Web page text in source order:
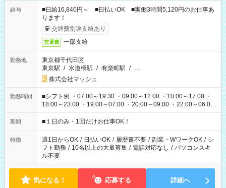
給与
■日給16,840円～ ■日払いOK ■実働3時間5,120円のお仕事あ
ります！
交通費別途支給あり
交通費 一部支給
勤務地
東京都千代田区
東京駅 / 水道橋駅 / 有楽町駅 / …
株式会社マッシュ
勤務時間
■シフト例 ・07:00～19:30 ・09:00～12:00 ・10:00～17:00 ・
18:00～23:00 ・19:00～07:00 ・20:00～09:00 ・22:00～06:00
etc ★最短で3時間で5,120円のお仕事から 15時間で2万円近く稼
げるお仕事も！ ご希望のお時間に合わせてご紹介！ ※シフトは
ください！
期間 ■１日のみ・1回だけお仕事OK！
特徴 週1日からOK / 日払いOK / 履歴書不要 / 副業・WワークOK / シ
フト勤務 / 10名以上の大量募集 / 電話対応なし / パソコンスキ
ル不要
気になる！ 応募する 詳細へ